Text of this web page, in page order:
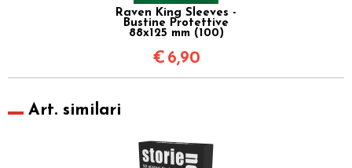
Raven King Sleeves -
Bustine Protettive
88x125 mm (100)
€ 6,90
Art. similari